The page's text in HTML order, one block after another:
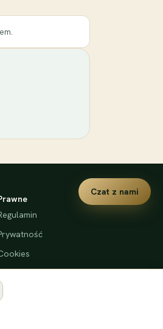
dostępności
Czat z nami